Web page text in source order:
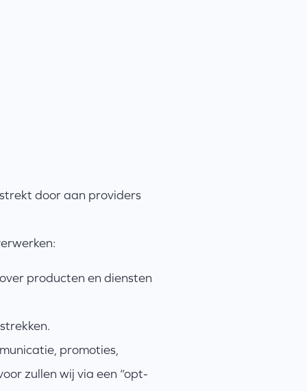
door aan providers
producten en diensten
promoties,
zullen wij via een “opt-